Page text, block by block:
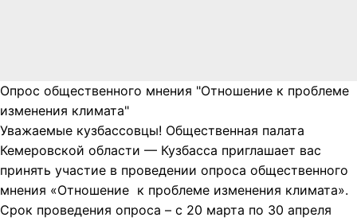
Опрос общественного мнения "Отношение к проблеме
изменения климата"
Уважаемые кузбассовцы! Общественная палата
Кемеровской области — Кузбасса приглашает вас
принять участие в проведении опроса общественного
мнения «Отношение к проблеме изменения климата».
Срок проведения опроса – с 20 марта по 30 апреля